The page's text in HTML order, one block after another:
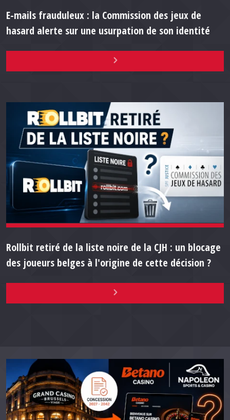
E-mails frauduleux : la Commission des jeux de
hasard alerte sur une usurpation de son identité
Rollbit retiré de la liste noire de la CJH : un blocage
des joueurs belges à l'origine de cette décision ?